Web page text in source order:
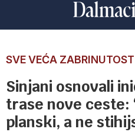
SVE VEĆA ZABRINUTOST
Sinjani osnovali
trase nove ceste:
planski, a ne